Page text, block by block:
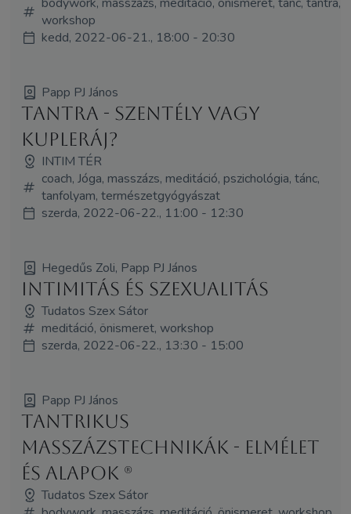
workshop
kedd, 2022-06-21., 18:00 - 20:30
Papp PJ János
Tantra - szentély vagy
kupleráj?
INTIM TÉR
coach, Jóga, masszázs, meditáció, pszichológia, tánc,
tanfolyam, természetgyógyászat
szerda, 2022-06-22., 11:00 - 12:30
Hegedűs Zoli, Papp PJ János
Intimitás és szexualitás
Tudatos Szex Sátor
meditáció, önismeret, workshop
szerda, 2022-06-22., 13:30 - 15:00
Papp PJ János
Tantrikus
masszázstechnikák - elmélet
és alapok (R)
Tudatos Szex Sátor